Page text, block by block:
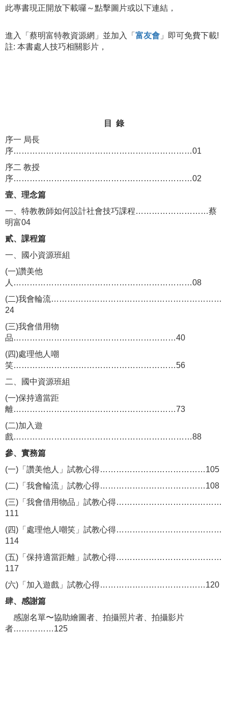
此專書現正開放下載囉～點擊圖片或以下連結，
進入「蔡明富特教資源網」並加入「 富友會 」即可免費下載!
註: 本書處人技巧相關影片，
目 錄
序一 局長
序…………………………………………………………01
序二 教授
序…………………………………………………………02
壹、理念篇
一、 特教教師如何設計社會技巧課程………………………蔡
明富04
貳、課程篇
一、國小資源班組
(一)讚美他
人…………………………………………………………08
(二)我會輪流………………………………………………………
24
(三)我會借用物
品……………………………………………………40
(四)處理他人嘲
笑……………………………………………………56
二、國中資源班組
(一)保持適當距
離……………………………………………………73
(二)加入遊
戲…………………………………………………………88
參、實務篇
(一)「讚美他人」試教心得…………………………………105
(二)「我會輪流」試教心得…………………………………108
(三)「我會借用物品」試教心得…………………………………
111
(四)「處理他人嘲笑」試教心得…………………………………
114
(五)「保持適當距離」試教心得…………………………………
117
(六)「加入遊戲」試教心得…………………………………120
肆、感謝篇
感謝名單〜協助繪圖者、拍攝照片者、拍攝影片
者……………125